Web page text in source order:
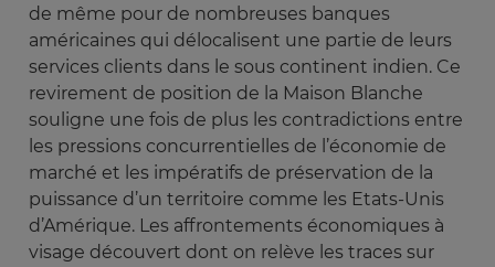
de même pour de nombreuses banques
américaines qui délocalisent une partie de leurs
services clients dans le sous continent indien. Ce
revirement de position de la Maison Blanche
souligne une fois de plus les contradictions entre
les pressions concurrentielles de l’économie de
marché et les impératifs de préservation de la
puissance d’un territoire comme les Etats-Unis
d’Amérique. Les affrontements économiques à
visage découvert dont on relève les traces sur